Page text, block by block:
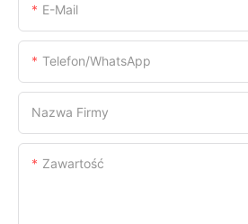
E-Mail
Telefon/WhatsApp
Nazwa Firmy
Zawartość